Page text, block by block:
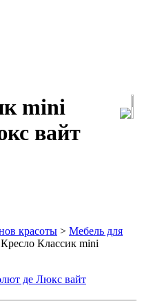
mini
вайт
красоты > Мебель для
Классик mini